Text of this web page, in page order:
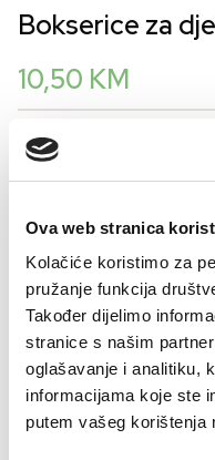
Ova web stranica
Kolačiće koristimo za
pružanje funkcija
Također dijelimo
stranice s našim
oglašavanje i analitiku,
informacijama koje ste
putem vašeg korištenja
Bokserice za
10,50 KM
Šifra artikla: GD09003-000
VELIČINA
10 14
Kalkulator veličina
- +